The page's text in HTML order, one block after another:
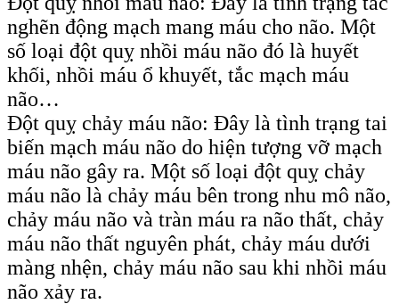
nghẽn động mạch mang máu cho não. Một
số loại đột quỵ nhồi máu não đó là huyết
khối, nhồi máu ổ khuyết, tắc mạch máu
não…
Đột quỵ chảy máu não: Đây là tình trạng tai
biến mạch máu não do hiện tượng vỡ mạch
máu não gây ra. Một số loại đột quỵ chảy
máu não là chảy máu bên trong nhu mô não,
chảy máu não và tràn máu ra não thất, chảy
máu não thất nguyên phát, chảy máu dưới
màng nhện, chảy máu não sau khi nhồi máu
não xảy ra.